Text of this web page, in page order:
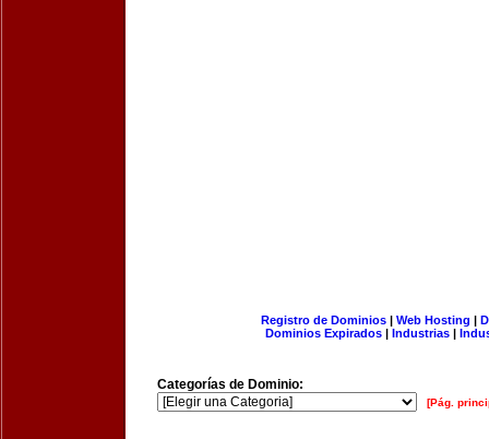
Registro de Dominios| Web Hosting |
Dominios Expirados | Industrias |
Categorías de Dominio:
[Pág.